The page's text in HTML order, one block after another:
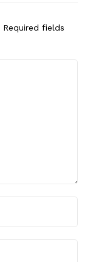
Required fields